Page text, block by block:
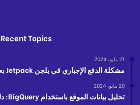
Recent Topics
21 مايو، 2024
مشكلة الدفع الإجباري في بلجن Jetpack بعد التحديث
20 مايو، 2024
تحليل بيانات الموقع باستخدام BigQuery: دليل شامل للأوامر التحليلية